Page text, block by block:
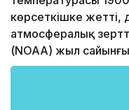
көрсеткішке жетті,
атмосфералық
(NOAA) жыл